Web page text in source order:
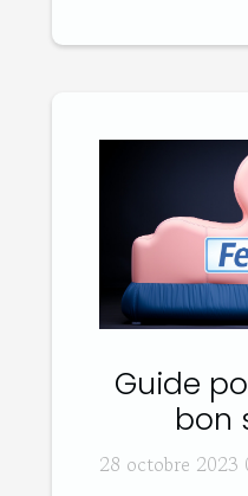
Guide
bon
28 octobre 2023